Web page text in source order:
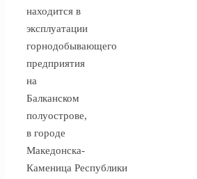
находится в
эксплуатации
горнодобывающего
предприятия
на
Балканском
полуострове,
в городе
Македонска-
Каменица Республики